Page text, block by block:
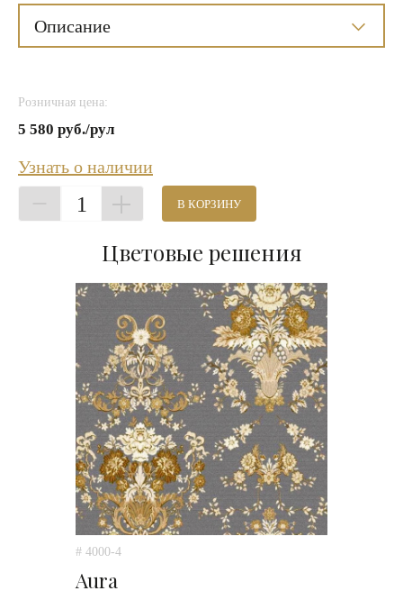
Описание
Розничная цена:
5 580 руб./рул
Узнать о наличии
1 В КОРЗИНУ
Цветовые решения
# 4000-4
Aura